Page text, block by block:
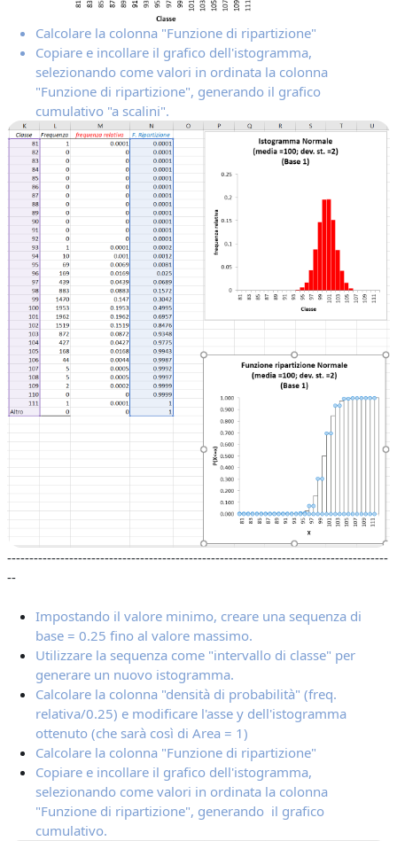
Calcolare la colonna "Funzione di ripartizione"
Copiare e incollare il grafico dell'istogramma,
selezionando come valori in ordinata la colonna
"Funzione di ripartizione", generando il grafico
cumulativo "a scalini".
--------------------------------------------------------------------------------------
--
Impostando il valore minimo, creare una sequenza di
base = 0.25 fino al valore massimo.
Utilizzare la sequenza come "intervallo di classe" per
generare un nuovo istogramma.
Calcolare la colonna "densità di probabilità" (freq.
relativa/0.25) e modificare l'asse y dell'istogramma
ottenuto (che sarà così di Area = 1)
Calcolare la colonna "Funzione di ripartizione"
Copiare e incollare il grafico dell'istogramma,
selezionando come valori in ordinata la colonna
"Funzione di ripartizione", generando il grafico
cumulativo.